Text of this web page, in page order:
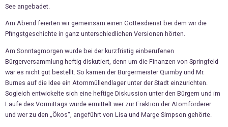
See angebadet.
Am Abend feierten wir gemeinsam einen Gottesdienst bei dem wir die
Pfingstgeschichte in ganz unterschiedlichen Versionen hörten.
Am Sonntagmorgen wurde bei der kurzfristig einberufenen
Bürgerversammlung heftig diskutiert, denn um die Finanzen von Springfeld
war es nicht gut bestellt. So kamen der Bürgermeister Quimby und Mr.
Burnes auf die Idee ein Atommüllendlager unter der Stadt einzurichten.
Sogleich entwickelte sich eine heftige Diskussion unter den Bürgern und im
Laufe des Vormittags wurde ermittelt wer zur Fraktion der Atomförderer
und wer zu den „Ökos“, angeführt von Lisa und Marge Simpson gehörte.